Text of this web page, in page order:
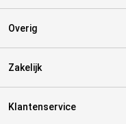
Overig
Zakelijk
Klantenservice